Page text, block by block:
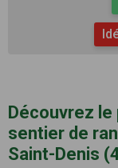
Découvrez
sentier de
Saint-Denis